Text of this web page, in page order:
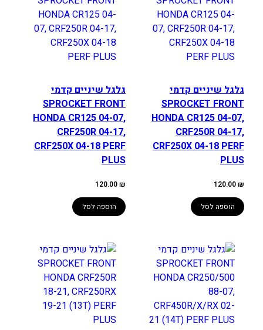
גלגל שיניים קדמי
SPROCKET FRONT
HONDA CR125 04-07,
CRF250R 04-17,
CRF250X 04-18 PERF
PLUS
120.00₪
הוספה לסל
גלגל שיניים קדמי
SPROCKET FRONT
HONDA CR125 04-07,
CRF250R 04-17,
CRF250X 04-18 PERF
PLUS
120.00₪
הוספה לסל